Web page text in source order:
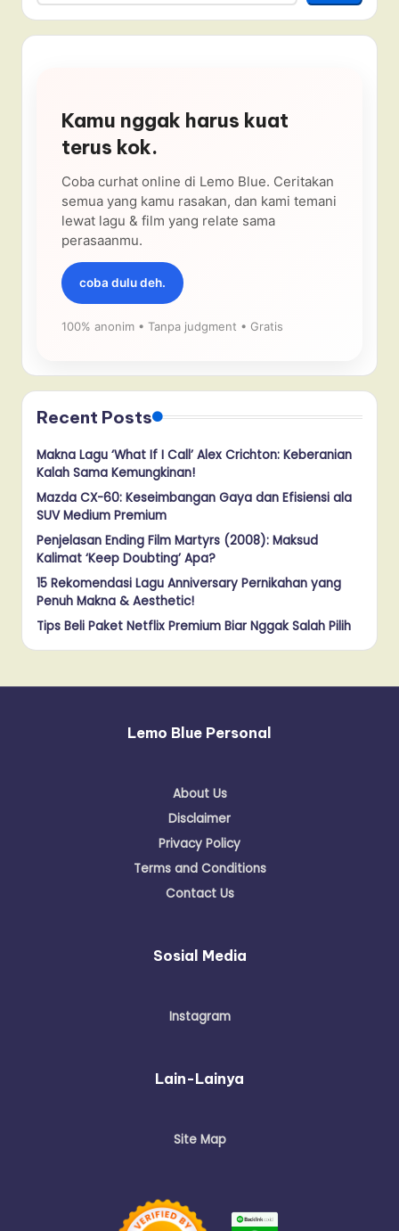
Kamu nggak harus kuat
terus kok.
Coba curhat online di Lemo Blue. Ceritakan
semua yang kamu rasakan, dan kami temani
lewat lagu & film yang relate sama
perasaanmu.
coba dulu deh.
100% anonim • Tanpa judgment • Gratis
Recent Posts
Makna Lagu ‘What If I Call’ Alex Crichton: Keberanian
Kalah Sama Kemungkinan!
Mazda CX-60: Keseimbangan Gaya dan Efisiensi ala
SUV Medium Premium
Penjelasan Ending Film Martyrs (2008): Maksud
Kalimat ‘Keep Doubting’ Apa?
15 Rekomendasi Lagu Anniversary Pernikahan yang
Penuh Makna & Aesthetic!
Tips Beli Paket Netflix Premium Biar Nggak Salah Pilih
Lemo Blue Personal
About Us
Disclaimer
Privacy Policy
Terms and Conditions
Contact Us
Sosial Media
Instagram
Lain-Lainya
Site Map